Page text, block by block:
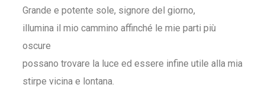
Grande e potente sole, signore del giorno,
illumina il mio cammino affinché le mie parti più
oscure
possano trovare la luce ed essere infine utile alla mia
stirpe vicina e lontana.